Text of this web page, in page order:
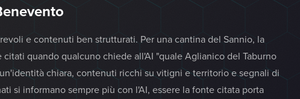
e contenuti ben strutturati. Per una cantina del Sannio, la
citati quando qualcuno chiede all'AI "quale Aglianico del Taburno
chiara, contenuti ricchi su vitigni e territorio e segnali di
si informano sempre più con l'AI, essere la fonte citata porta